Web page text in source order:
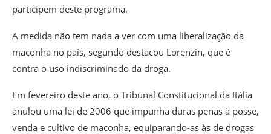
participem deste programa.
A medida não tem nada a ver com uma liberalização da
maconha no país, segundo destacou Lorenzin, que é
contra o uso indiscriminado da droga.
Em fevereiro deste ano, o Tribunal Constitucional da Itália
anulou uma lei de 2006 que impunha duras penas à posse,
venda e cultivo de maconha, equiparando-as às de drogas